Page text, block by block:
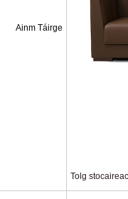
Ainm Táirge
Tolg